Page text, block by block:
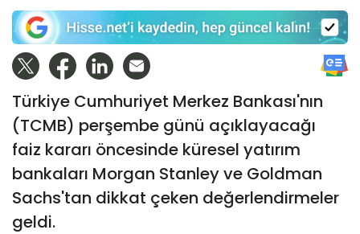
Türkiye Cumhuriyet Merkez Bankası'nın
(TCMB) perşembe günü açıklayacağı
faiz kararı öncesinde küresel yatırım
bankaları Morgan Stanley ve Goldman
Sachs'tan dikkat çeken değerlendirmeler
geldi.